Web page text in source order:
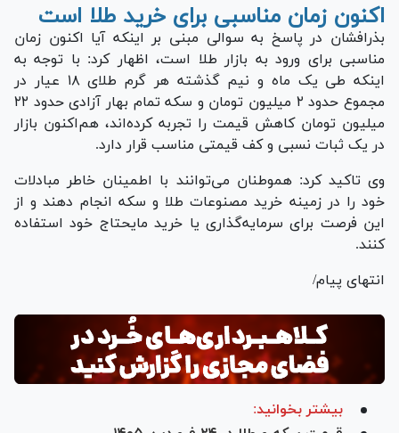
اکنون زمان مناسبی برای خرید طلا است
بذرافشان در پاسخ به سوالی مبنی بر اینکه آیا اکنون زمان
مناسبی برای ورود به بازار طلا است، اظهار کرد: با توجه به
اینکه طی یک ماه و نیم گذشته هر گرم طلای ۱۸ عیار در
مجموع حدود ۲ میلیون تومان و سکه تمام بهار آزادی حدود ۲۲
میلیون تومان کاهش قیمت را تجربه کرده‌اند، هم‌اکنون بازار
در یک ثبات نسبی و کف قیمتی مناسب قرار دارد.
وی تاکید کرد: هموطنان می‌توانند با اطمینان خاطر مبادلات
خود را در زمینه خرید مصنوعات طلا و سکه انجام دهند و از
این فرصت برای سرمایه‌گذاری یا خرید مایحتاج خود استفاده
کنند.
انتهای پیام/
بیشتر بخوانید: